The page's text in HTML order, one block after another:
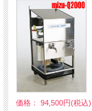
価格： 94,500円(税込)